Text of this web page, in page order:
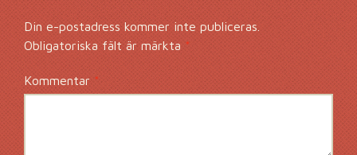
Din e-postadress kommer inte publiceras.
Obligatoriska fält är märkta *
Kommentar *